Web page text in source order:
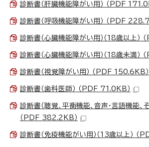
診断書（肝臓機能障がい用） （PDF
診断書（呼吸機能障がい用） （PDF
診断書（心臓機能障がい用）（18歳以上）
診断書（心臓機能障がい用）（18歳未満）
診断書（視覚障がい用） （PDF 150.6KB）
診断書（歯科医師） （PDF 71.0KB）
診断書（聴覚、平衡機能、音声・言語機能、
（PDF 382.2KB）
診断書（免疫機能がい用）（13歳以上） （